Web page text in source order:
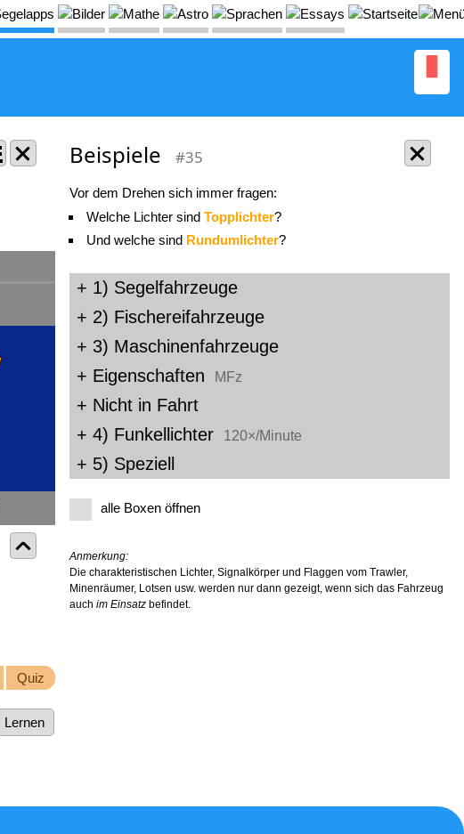
Quiz
Lernen
Beispiele #35
Vor dem Drehen sich immer fragen:
Welche Lichter sindTopplichter?
Und welche sind Rundumlichter?
+ 1) Segelfahrzeuge
+ 2) Fischereifahrzeuge
+ 3) Maschinenfahrzeuge
+ Eigenschaften
MFz
+ Nicht in Fahrt
+ 4) Funkellichter
120×/Minute
+ 5) Speziell
alle Boxen öffnen
Anmerkung:
Die charakteristischen Lichter, Signalkörper und Flaggen vom Trawler,
Minenräumer, Lotsen usw. werden nur dann gezeigt, wenn sich das Fahrzeug
auchim Einsatz befindet.